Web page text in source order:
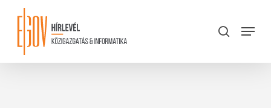
content
search
Menu
Close